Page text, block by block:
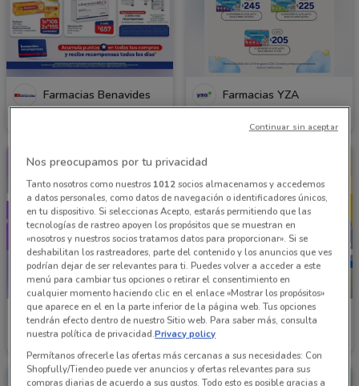
Farmacias Benavides Farmacias YZA
Farmacias Especializadas
Caduca el 31/12 322 m
Farmacia San Pablo
Caduca Sábado
Nos preocupamos por tu privacidad
Tanto nosotros como nuestros 1012socios almacenamos y accedemos
a datos personales, como datos de navegación o identificadores únicos,
en tu dispositivo. Si seleccionas Acepto, estarás permitiendo que las
tecnologías de rastreo apoyen los propósitos que se muestran en
«nosotros y nuestros socios tratamos datos para proporcionar». Si se
deshabilitan los rastreadores, parte del contenido y los anuncios que ves
podrían dejar de ser relevantes para ti. Puedes volver a acceder a este
menú para cambiar tus opciones o retirar el consentimiento en
cualquier momento haciendo clic en el enlace «Mostrar los propósitos»
que aparece en el en la parte inferior de la página web. Tus opciones
tendrán efecto dentro de nuestro Sitio web. Para saber más, consulta
nuestra política de privacidad.Privacy policy
Permítanos ofrecerle las ofertas más cercanas a sus necesidades: Con
Shopfully/Tiendeo puede ver anuncios y ofertas relevantes para sus
compras diarias de acuerdo a sus gustos. Todo esto es posible gracias a
Continuar sin aceptar